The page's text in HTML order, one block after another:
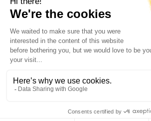
LANGUES
Français
English
2026Swiftask. Tous droits